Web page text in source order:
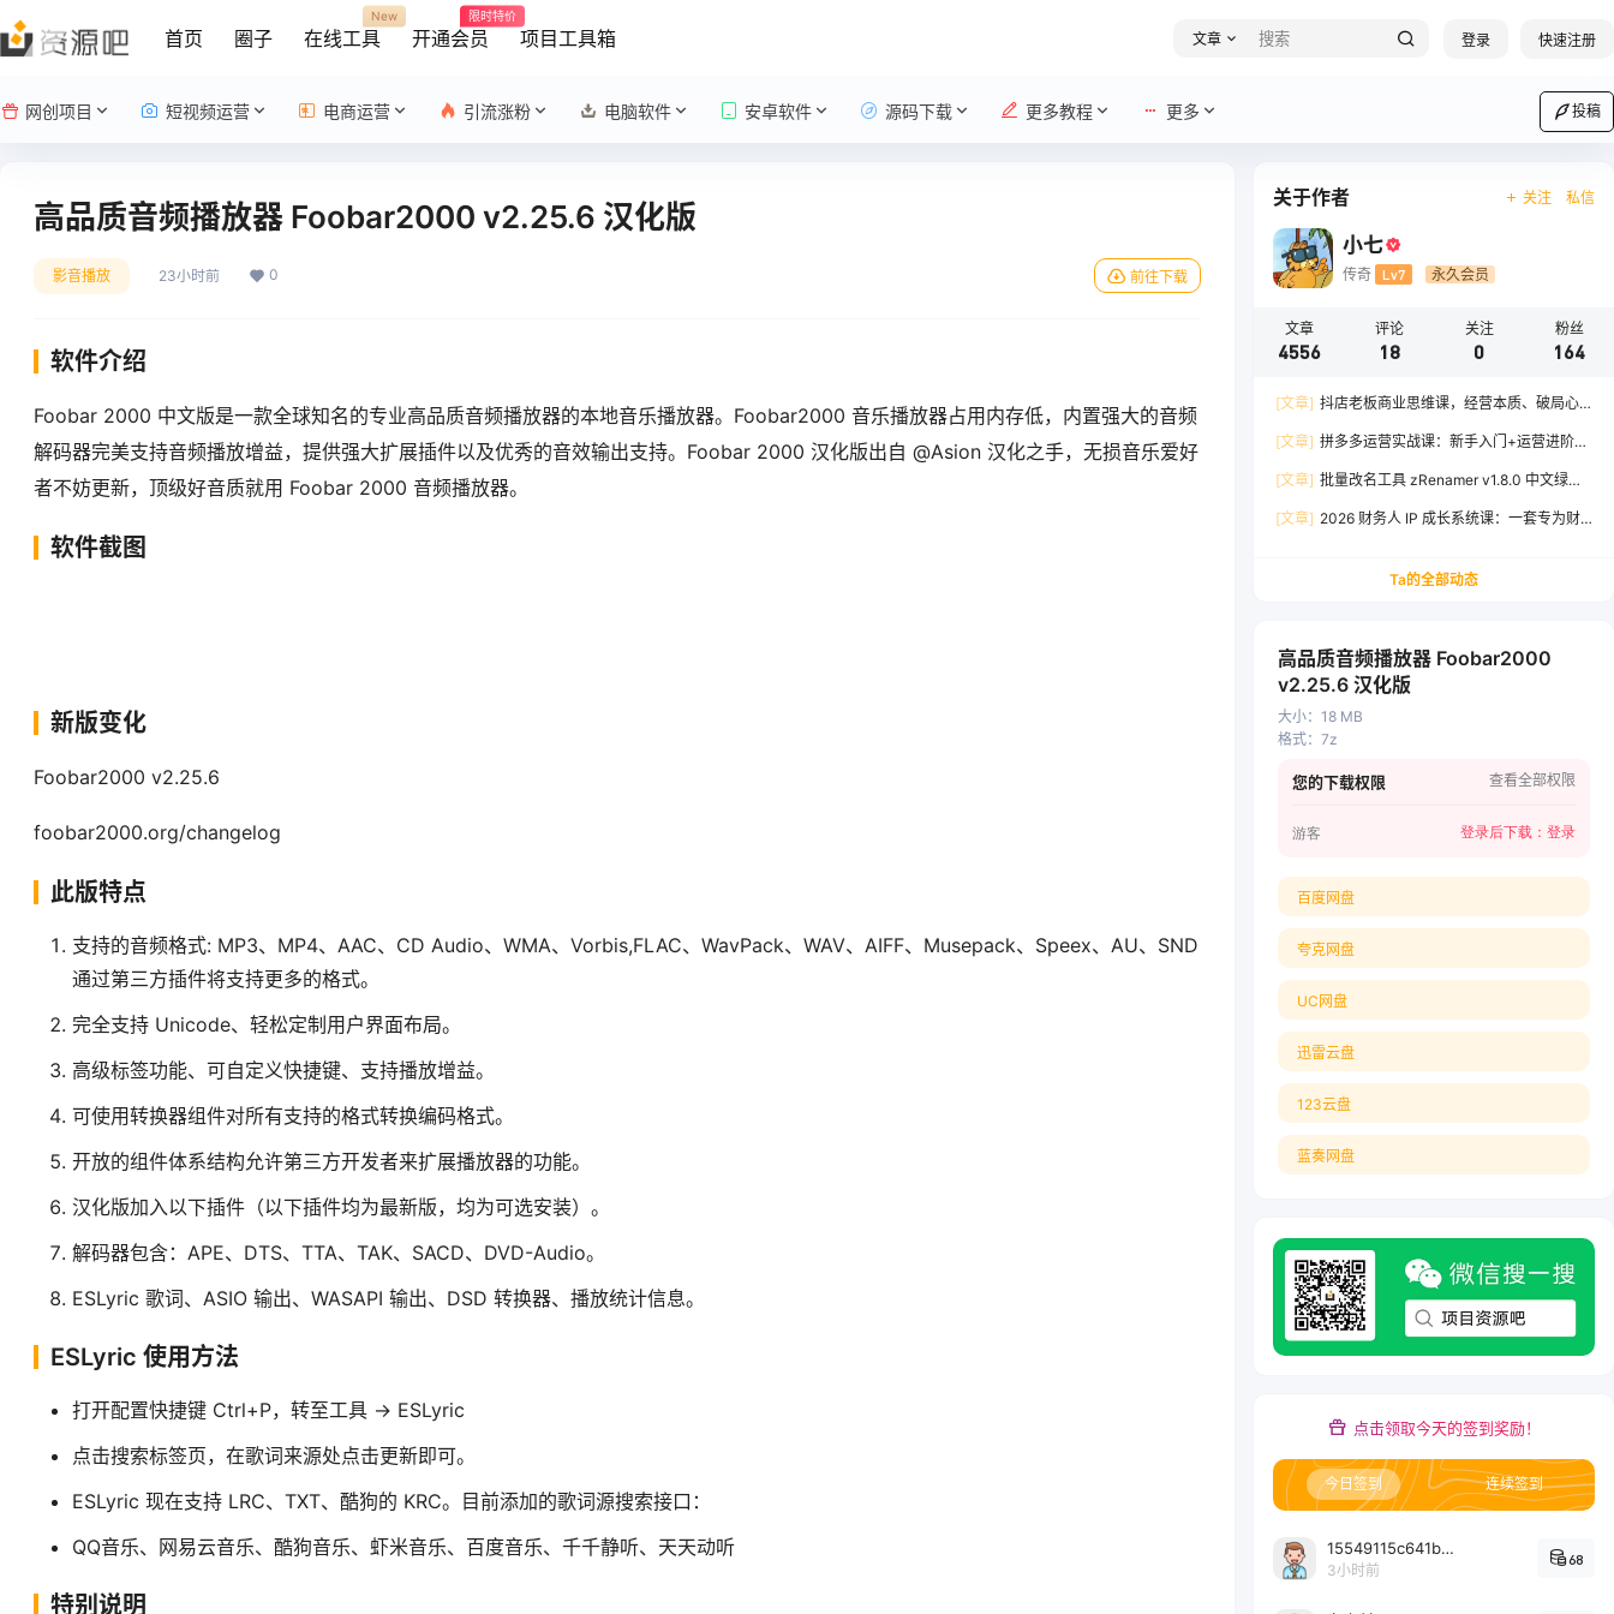
首页 圈子 在线工具
New
开通会员
限时特价
项目工具箱 文章 登录 快速注册
网创项目 短视频运营 电商运营 引流涨粉 电脑软件 安卓软件 源码下载 更多教程 更多 投稿
高品质音频播放器 Foobar2000 v2.25.6 汉化版
影音播放 23小时前 0 前往下载
软件介绍
Foobar 2000 中文版是一款全球知名的专业高品质音频播放器的本地音乐播放器。Foobar2000 音乐播放器占用内存低，内置强大的音频
解码器完美支持音频播放增益，提供强大扩展插件以及优秀的音效输出支持。Foobar 2000 汉化版出自 @Asion 汉化之手，无损音乐爱好
者不妨更新，顶级好音质就用 Foobar 2000 音频播放器。
软件截图
新版变化
Foobar2000 v2.25.6
foobar2000.org/changelog
此版特点
支持的音频格式: MP3、MP4、AAC、CD Audio、WMA、Vorbis,FLAC、WavPack、WAV、AIFF、Musepack、Speex、AU、SND
通过第三方插件将支持更多的格式。
完全支持 Unicode、轻松定制用户界面布局。
高级标签功能、可自定义快捷键、支持播放增益。
可使用转换器组件对所有支持的格式转换编码格式。
开放的组件体系结构允许第三方开发者来扩展播放器的功能。
汉化版加入以下插件（以下插件均为最新版，均为可选安装）。
解码器包含：APE、DTS、TTA、TAK、SACD、DVD-Audio。
ESLyric 歌词、ASIO 输出、WASAPI 输出、DSD 转换器、播放统计信息。
ESLyric 使用方法
打开配置快捷键 Ctrl+P，转至工具 -> ESLyric
点击搜索标签页，在歌词来源处点击更新即可。
ESLyric 现在支持 LRC、TXT、酷狗的 KRC。目前添加的歌词源搜索接口：
QQ音乐、网易云音乐、酷狗音乐、虾米音乐、百度音乐、千千静听、天天动听
特别说明
关于作者 关注 私信
小七
传奇 Lv7 永久会员
文章
4556
评论
18
关注
0
粉丝
164
[文章] 抖店老板商业思维课，经营本质、破局心
增
[文章] 拼多多运营实战课：新手入门+运营进阶、
出百单
[文章] 批量改名工具 zRenamer v1.8.0 中文绿色
[文章] 2026 财务人 IP 成长系统课：一套专为财
Ta的全部动态
高品质音频播放器 Foobar2000
v2.25.6 汉化版
大小： 18 MB
格式： 7z
您的下载权限 查看全部权限
游客 登录后下载： 登录
百度网盘
夸克网盘
UC网盘
迅雷云盘
123云盘
蓝奏网盘
点击领取今天的签到奖励！
今日签到 连续签到
15549115c641bc6524e64d1d800349ec7396
3小时前
68